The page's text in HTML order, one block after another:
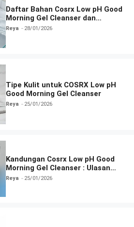
Daftar Bahan Cosrx Low pH Good
Morning Gel Cleanser dan
Fungsinya
Reya 28/01/2026
Tipe Kulit untuk COSRX Low pH
Good Morning Gel Cleanser
Reya 25/01/2026
Kandungan Cosrx Low pH Good
Morning Gel Cleanser : Ulasan
Manfaat, dan Cara Pakai
Reya 25/01/2026